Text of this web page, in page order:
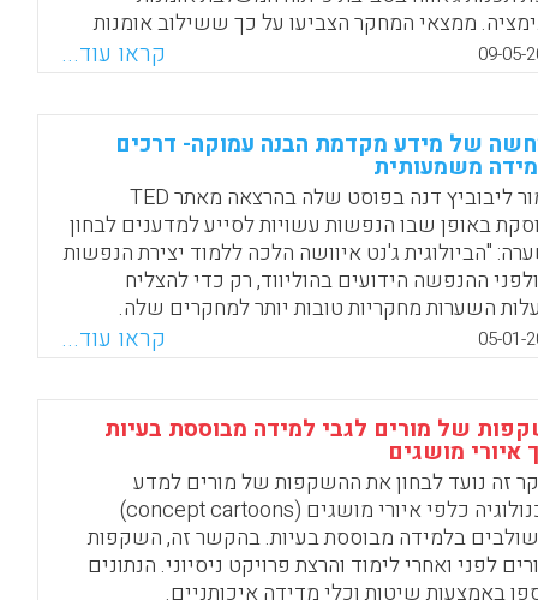
ממצאי המחקר הצביעו על כך ששילוב אומנות
בהוראת תכנות עשוי לעודד תלמידי תיכון להמשיך
גבוהים בתחום וכן לצמצם את הפער המגדרי
זה.
WhatsApp
Facebook
Email
X
09-05- קראו עוד...
של מידע מקדמת הבנה עמוקה- דרכים
משמעותית
לימור ליבוביץ דנה בפוסט שלה בהרצאה מאתר TED
באופן שבו הנפשות עשויות לסייע למדענים לבחון
"הביולוגית ג'נט איוושה הלכה ללמוד יצירת הנפשות
ההנפשה הידועים בהוליווד, רק כדי להצליח
השערות מחקריות טובות יותר למחקרים שלה.
של מידע מורכב מסייעת לאנשי המקצוע לקיים
מעמיק על המידע ולקדם את המדע. היא לא הסתפקה
היא הקימה קבוצה המשלבת חוקרי מדע, מתכנתים
שביחד פיתחו תוכנת קוד פתוח שמאפשרת לכל
שרוצה (ביולוגים ואפילו תלמידים שיש להם ידע)
את ההדמיה של מידע מדעי (ברמה מולקולרית) ולפתח
מדעיות, לדון עם עמיתי מחקר ולהמציא לנו…תרופות
חיים".
WhatsApp
Facebook
Email
X
05-01- קראו עוד...
של מורים לגבי למידה מבוססת בעיות
איורי מושגים
זה נועד לבחון את ההשקפות של מורים למדע
וטכנולוגיה כלפי איורי מושגים (concept cartoons)
בלמידה מבוססת בעיות. בהקשר זה, השקפות
לפני ואחרי לימוד והרצת פרויקט ניסיוני. הנתונים
באמצעות שיטות וכלי מדידה איכותניים.